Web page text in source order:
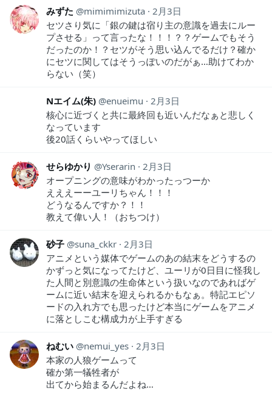
みずた mimimimizuta
2月3日
セツさり気に「銀の鍵は宿り主の意識を過去にルー
プさせる」って言ったな！！！？？ゲームでもそう
だったのか！？セツがそう思い込んでるだけ？確か
にセツに関してはそうっぽいのだがぁ…助けてわか
らない（笑）
Nエイム(朱) enueimu
2月3日
核心に近づくと共に最終回も近いんだなぁと悲しく
なっています
後20話くらいやってほしい
せらゆかり Yserarin
2月3日
オープニングの意味がわかったっつーか
えええーーユーリちゃん！！！
どうなるんですか？！！
教えて偉い人！（おちつけ）
砂子 suna_ckkr
2月3日
アニメという媒体でゲームのあの結末をどうするの
かずっと気になってたけど、ユーリが0日目に怪我し
た人間と別意識の生命体という扱いなのであればゲ
ームに近い結末を迎えられるかもなぁ。特記エピソ
ードの入れ方でも思ったけど本当にゲームをアニメ
に落としこむ構成力が上手すぎる
ねむい nemui_yes
2月3日
本家の人狼ゲームって
確か第一犠牲者が
出てから始まるんだよね…